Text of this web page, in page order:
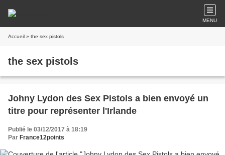
MENU
Accueil » the sex pistols
the sex pistols
Johny Lydon des Sex Pistols a bien envoyé un
titre pour représenter l'Irlande
Publié le 03/12/2017 à 18:19
Par France12points